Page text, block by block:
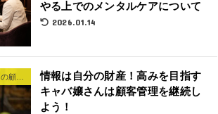
やる上でのメンタルケアについて
2026.01.14
情報は自分の財産！高みを目指す
キャバ嬢さんは顧客管理を継続し
よう！